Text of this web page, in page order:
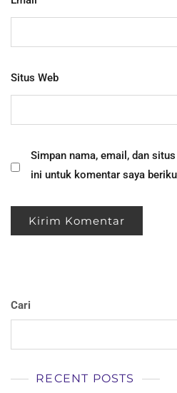
Situs Web
Simpan nama, email, dan
ini untuk komentar saya
Cari
RECENT POSTS